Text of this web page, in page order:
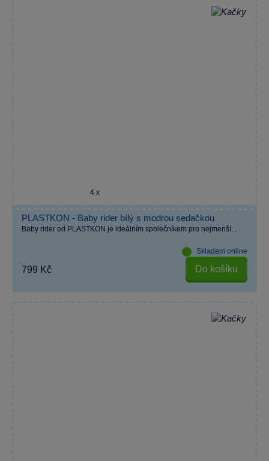
4 x
PLASTKON - Baby rider bílý s modrou sedačkou
Baby rider od PLASTKON je ideálním společníkem pro nejmenší...
Skladem online
799 Kč Do košíku